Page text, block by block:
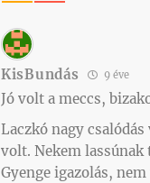
KisBundás 9 éve
Jó volt a meccs,
Laczkó nagy
volt. Nekem
Gyenge igazolás,